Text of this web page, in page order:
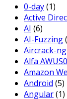
0-day(1)
Active
AI (6)
AI-Fuzzing
Aircrack-ng
Alfa
Amazon
Android (5)
Angular(1)